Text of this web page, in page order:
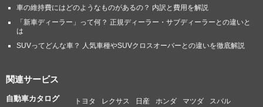
車の維持費にはどのようなものがあるの？ 内訳と費用を解説
「新車ディーラー」って何？ 正規ディーラー・サブディーラーとの違いと
は
SUVってどんな車？ 人気車種やSUVクロスオーバーとの違いを徹底解説
関連サービス
自動車カタログ トヨタ レクサス 日産 ホンダ マツダ
スバル